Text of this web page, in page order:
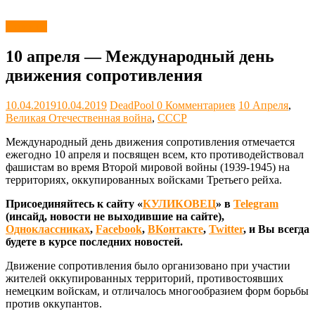
10 апреля — Международный день
движения сопротивления
10.04.201910.04.2019 DeadPool 0 Комментариев 10 Апреля,
Великая Отечественная война, СССР
Международный день движения сопротивления отмечается
ежегодно 10 апреля и посвящен всем, кто противодействовал
фашистам во время Второй мировой войны (1939-1945) на
территориях, оккупированных войсками Третьего рейха.
Присоединяйтесь к сайту «КУЛИКОВЕЦ» в Telegram
(инсайд, новости не выходившие на сайте),
Одноклассниках, Facebook, ВКонтакте, Twitter, и Вы всегда
будете в курсе последних новостей.
Движение сопротивления было организовано при участии
жителей оккупированных территорий, противостоявших
немецким войскам, и отличалось многообразием форм борьбы
против оккупантов.